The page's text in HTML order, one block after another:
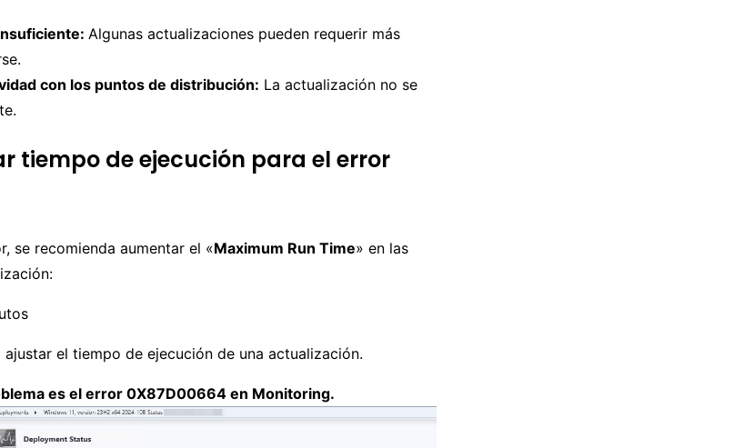
Algunas actualizaciones pueden requerir más
con los puntos de distribución: La actualización no se
tiempo de ejecución para el error
se recomienda aumentar el «Maximum Run Time» en las
el tiempo de ejecución de una actualización.
es el error 0X87D00664 en Monitoring.